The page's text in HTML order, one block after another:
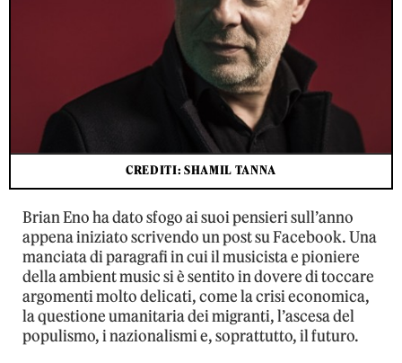
CREDITI: SHAMIL TANNA
Brian Eno ha dato sfogo ai suoi pensieri sull’anno
appena iniziato scrivendo un post su Facebook. Una
manciata di paragrafi in cui il musicista e pioniere
della ambient music si è sentito in dovere di toccare
argomenti molto delicati, come la crisi economica,
la questione umanitaria dei migranti, l’ascesa del
populismo, i nazionalismi e, soprattutto, il futuro.